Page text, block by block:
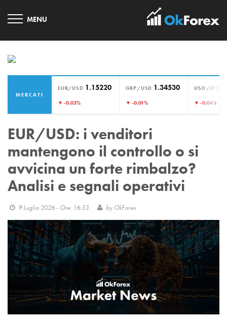
MERCATI
EUR/USD 1.15220
▼ -0.03%
GBP/USD 1.34530
▼ -0.01%
USD/JPY
▼ -0.04%›
EUR/USD: i venditori
mantengono il controllo o si
avvicina un forte rimbalzo?
Analisi e segnali operativi
9 Luglio 2026 - Ore: 16:53 by OkForex